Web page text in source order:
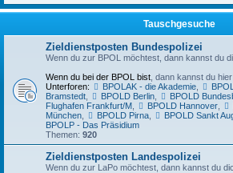
Tauschgesuche
Zieldienstposten Bundespolizei
Wenn du zur BPOL möchtest, dann kannst du
Wenn du bei der BPOL bist , dann kannst du
Unterforen:
BPOLAK - die Akademie,
Bramstedt
BPOLD Berlin, BPOLD
Flughafen Frankfurt/M
BPOLD Hannover,
München
BPOLD Pirna, BPOLD Sankt
BPOLP - Das Präsidium
Themen: 920
Zieldienstposten Landespolizei
Wenn du zur LaPo möchtest, dann kannst du